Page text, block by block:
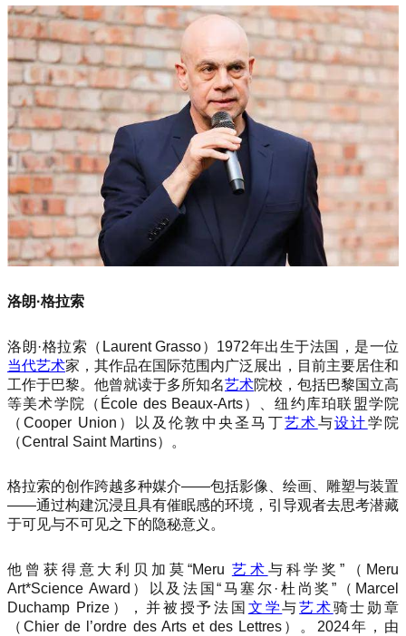
洛朗·格拉索
洛朗·格拉索（Laurent Grasso）1972年出生于法国，是一位
当代艺术家，其作品在国际范围内广泛展出，目前主要居住和
工作于巴黎。他曾就读于多所知名艺术院校，包括巴黎国立高
等美术学院（École des Beaux-Arts）、纽约库珀联盟学院
（Cooper Union）以及伦敦中央圣马丁艺术与设计学院
（Central Saint Martins）。
格拉索的创作跨越多种媒介——包括影像、绘画、雕塑与装置
——通过构建沉浸且具有催眠感的环境，引导观者去思考潜藏
于可见与不可见之下的隐秘意义。
他曾获得意大利贝加莫“Meru 艺术 与科学奖”（Meru
Art*Science Award）以及法国“马塞尔·杜尚奖”（Marcel
Duchamp Prize），并被授予法国 文学与艺术骑士勋章
（Chier de l’ordre des Arts et des Lettres）。2024年，由